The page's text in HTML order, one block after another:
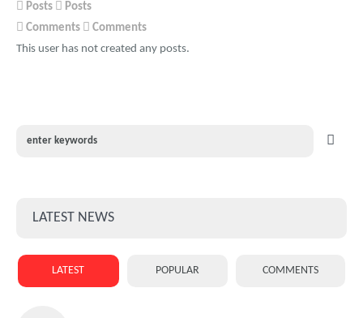
Posts
Posts
Comments
Comments
This user has not created any posts.
LATEST NEWS
LATEST POPULAR COMMENTS